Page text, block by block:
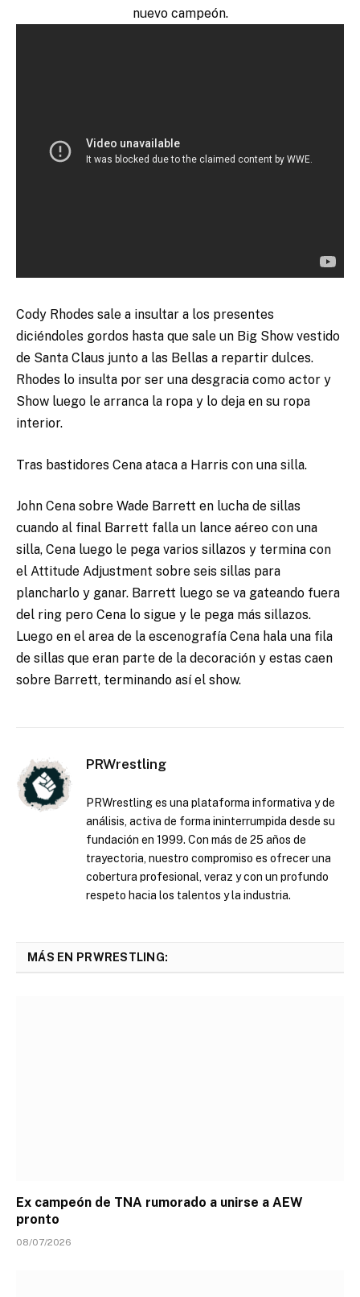
nuevo campeón.
Cody Rhodes sale a insultar a los presentes
diciéndoles gordos hasta que sale un Big Show vestido
de Santa Claus junto a las Bellas a repartir dulces.
Rhodes lo insulta por ser una desgracia como actor y
Show luego le arranca la ropa y lo deja en su ropa
interior.
Tras bastidores Cena ataca a Harris con una silla.
John Cena sobre Wade Barrett en lucha de sillas
cuando al final Barrett falla un lance aéreo con una
silla, Cena luego le pega varios sillazos y termina con
el Attitude Adjustment sobre seis sillas para
plancharlo y ganar. Barrett luego se va gateando fuera
del ring pero Cena lo sigue y le pega más sillazos.
Luego en el area de la escenografía Cena hala una fila
de sillas que eran parte de la decoración y estas caen
sobre Barrett, terminando así el show.
PRWrestling
PRWrestling es una plataforma informativa y de
análisis, activa de forma ininterrumpida desde su
fundación en 1999. Con más de 25 años de
trayectoria, nuestro compromiso es ofrecer una
cobertura profesional, veraz y con un profundo
respeto hacia los talentos y la industria.
MÁS EN PRWRESTLING:
Ex campeón de TNA rumorado a unirse a AEW
pronto
08/07/2026